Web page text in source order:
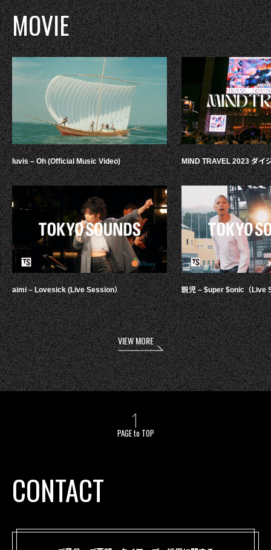
MOVIE
luvis – Oh (Official Music Video)
aimi – Lovesick (Live Session）
MIND TRAVEL 2023 ダイ
鋭児 – $uper $onic（Live
VIEW MORE
PAGE to TOP
CONTACT